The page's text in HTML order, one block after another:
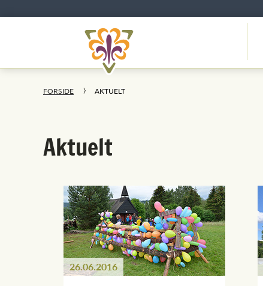
FORSIDE AKTUELT
Aktuelt
26.06.2016